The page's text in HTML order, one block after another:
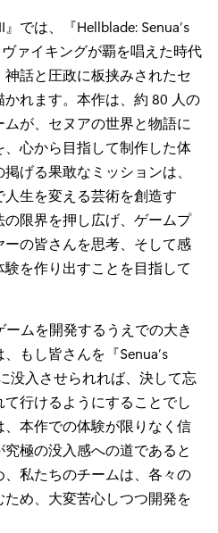
』では、『Hellblade: Senua’s
ァイキングが覇を唱えた時代
話と圧政に板挟みされたセ
れます。本作は、約 80 人の
が、セヌアの世界と物語に
心から目指して制作した体
げる果敢なミッションは、
人生を変える芸術を創造す
限界を押し広げ、ゲームプ
の皆さんを思考、そして感
を作り出すことを目指して
ムを開発するうえでの大き
もし皆さんを『Senua’s
没入させられれば、決して忘
行けるようにすることでし
本作での体験が限りなく信
極の没入感への道であると
私たちのチームは、各々の
め、大変苦心しつつ開発を